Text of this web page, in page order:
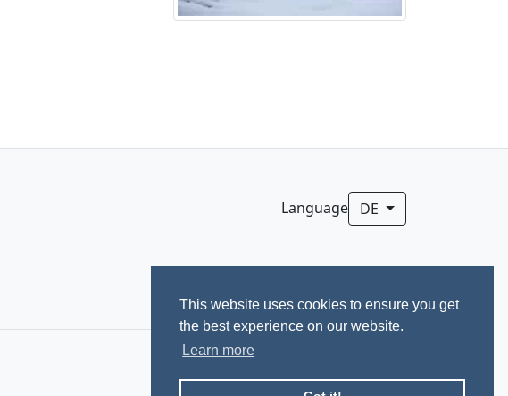
This website uses cookies to ensure you get
the best experience on our website.
Learn more
Language DE